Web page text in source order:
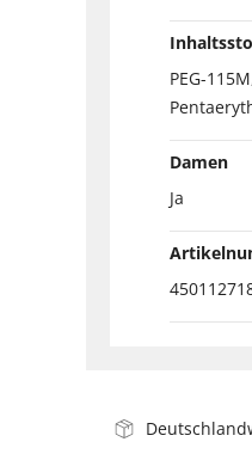
PEG-
Damen
Ja